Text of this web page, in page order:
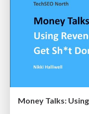
Money Talks: